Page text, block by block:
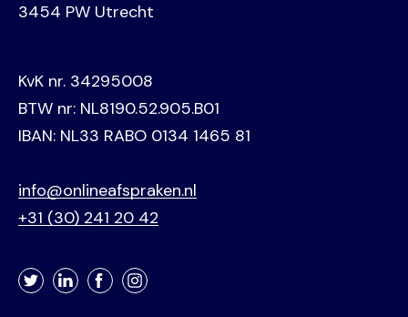
3454 PW Utrecht
KvK nr. 34295008
BTW nr: NL8190.52.905.B01
IBAN: NL33 RABO 0134 1465 81
info@onlineafspraken.nl
+31 (30) 241 20 42
TwitterLinkedInFacebookInstagram